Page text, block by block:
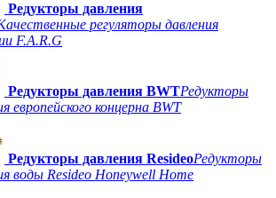
Редукторы давления
регуляторы давления
F.A.R.G
Редукторы давления BWTРедукторы
европейского концерна BWT
Редукторы давления ResideoРедукторы
воды Resideo Honeywell Home